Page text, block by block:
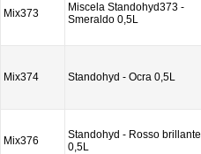
Mix373
Miscela Standohyd373 -
Smeraldo 0,5L
Mix374 Standohyd - Ocra 0,5L
Mix376
Standohyd - Rosso brillante
0,5L